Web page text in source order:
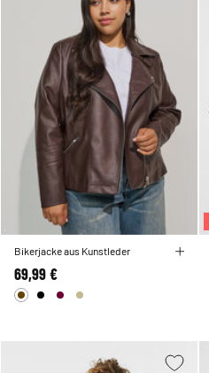
Bikerjacke aus Kunstleder
69,99 €